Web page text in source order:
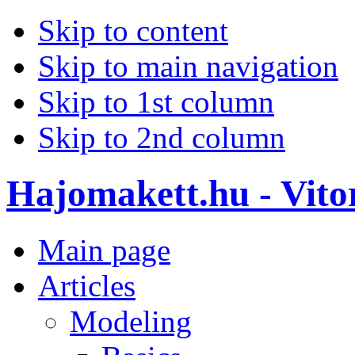
Skip to content
Skip to main navigation
Skip to 1st column
Skip to 2nd column
Hajomakett.hu -
Main page
Articles
Modeling